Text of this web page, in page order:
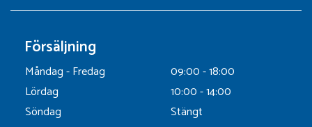
Försäljning
Måndag - Fredag
09:00 - 18:00
Lördag
10:00 - 14:00
Söndag
Stängt